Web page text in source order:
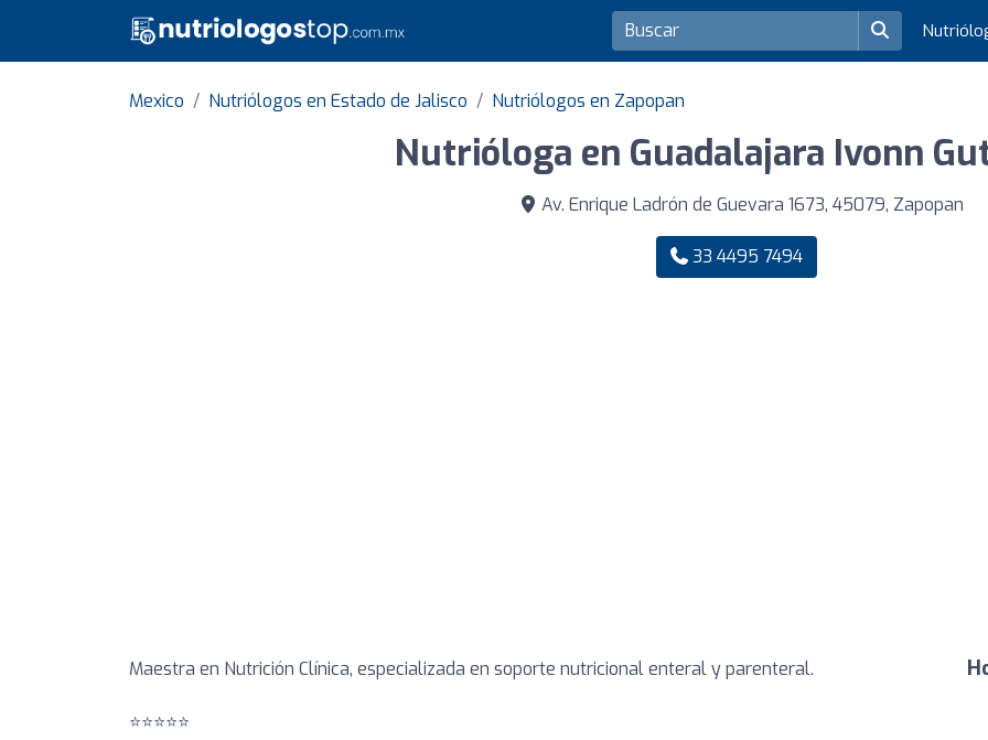
Mexico Nutriólogos en Estado de Jalisco Nutriólogos en Zapopan
Nutrióloga en Guadalajara Ivonn
Av. Enrique Ladrón de Guevara 1673, 45079, Zapopan
33 4495 7494
Maestra en Nutrición Clínica, especializada en soporte nutricional enteral y parenteral.
⭐️⭐️⭐️⭐️⭐️